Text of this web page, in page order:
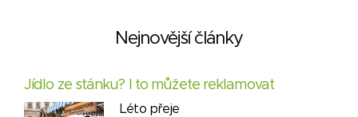
Nejnovější články
Jídlo ze stánku? I to můžete reklamovat
Léto přeje